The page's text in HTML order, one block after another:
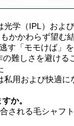
学（IPL）およ
かかわらず望む
「モモけば」
難しさを避ける
用および快適に
か。
される毛シャフ